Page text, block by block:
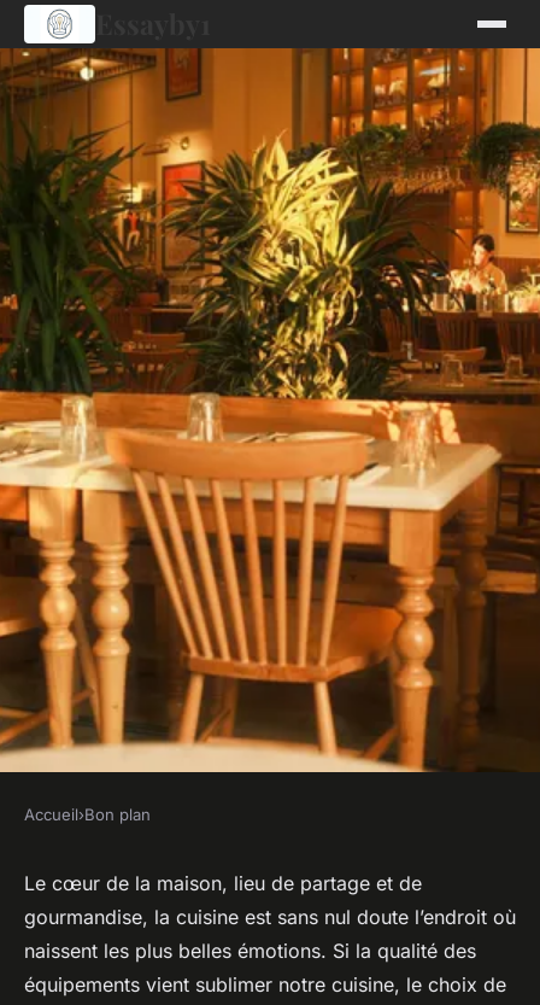
BON PLAN
Quels sont les avantages d'une
cuisine équipée de plaques à
induction ?
Accueil›Bon plan
Le cœur de la maison, lieu de partage et de
gourmandise, la cuisine est sans nul doute l’endroit où
naissent les plus belles émotions. Si la qualité des
équipements vient sublimer notre cuisine, le choix de